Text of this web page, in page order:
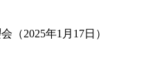
（2025年1月17日）